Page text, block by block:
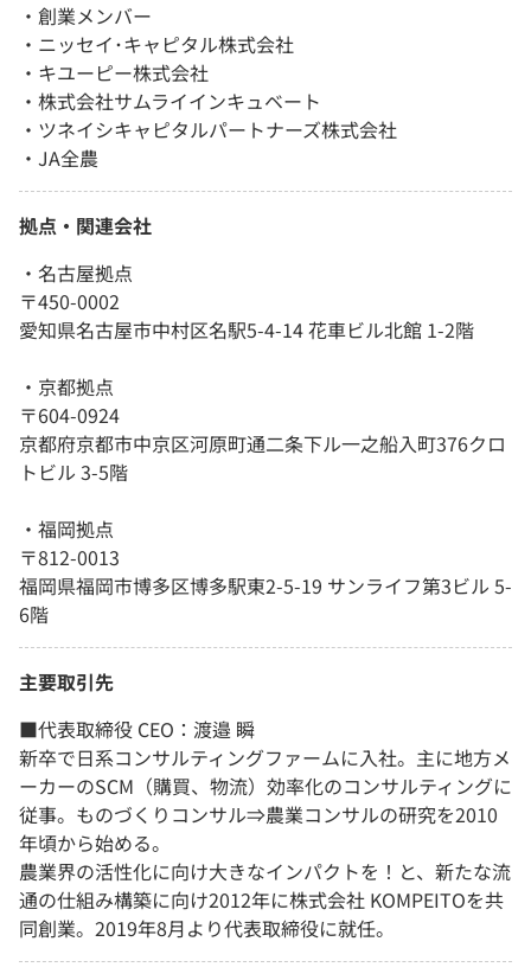
・創業メンバー
・ニッセイ･キャピタル株式会社
・キユーピー株式会社
・株式会社サムライインキュベート
・ツネイシキャピタルパートナーズ株式会社
・JA全農
拠点・関連会社
・名古屋拠点
〒450-0002
愛知県名古屋市中村区名駅5-4-14 花車ビル北館 1-2階
・京都拠点
〒604-0924
京都府京都市中京区河原町通二条下ル一之船入町376クロ
トビル 3-5階
・福岡拠点
〒812-0013
福岡県福岡市博多区博多駅東2-5-19 サンライフ第3ビル 5-
6階
主要取引先
■代表取締役 CEO：渡邉 瞬
新卒で日系コンサルティングファームに入社。主に地方メ
ーカーのSCM（購買、物流）効率化のコンサルティングに
従事。ものづくりコンサル⇒農業コンサルの研究を2010
年頃から始める。
農業界の活性化に向け大きなインパクトを！と、新たな流
通の仕組み構築に向け2012年に株式会社 KOMPEITOを共
同創業。2019年8月より代表取締役に就任。